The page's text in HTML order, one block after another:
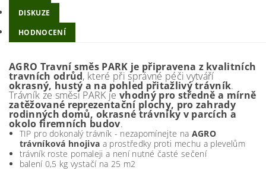
DISKUZE
HODNOCENÍ
AGRO Travní směs PARK je připravena z kvalitních
travních odrůd, které při správné péči vytváří
okrasný, hustý a na pohled přitažlivý trávník.
Trávník ze směsi PARK jevhodný pro středně a mírně
zatěžované reprezentační plochy, pro zahrady
rodinných domů, okrasné trávníky v parcích a
okolo firemních budov.
TIP pro dokonalý trávník - nezapomínejte na AGRO
trávníková hnojiva a prostředky proti mechu a plevelům
trávník roste pomaleji a není nutné časté sečení
balení 0,5 kg vystačí na 25 m2